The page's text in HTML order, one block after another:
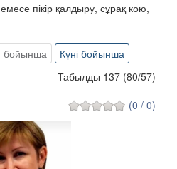
пікір қалдыру, сұрақ кою,
бойынша
Күні бойынша
Табылды 137 (80/57)
(0 / 0)